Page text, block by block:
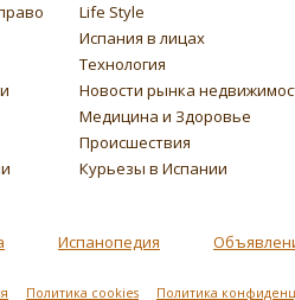
Life Style
Испания в лицах
Технология
Новости рынка
Медицина и Здоровье
Происшествия
Курьезы в Испании
Испанопедия
Политика cookies Политика